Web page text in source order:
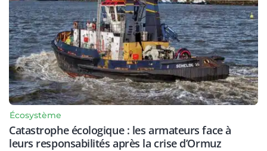
Écosystème
Catastrophe écologique : les armateurs face à
leurs responsabilités après la crise d’Ormuz